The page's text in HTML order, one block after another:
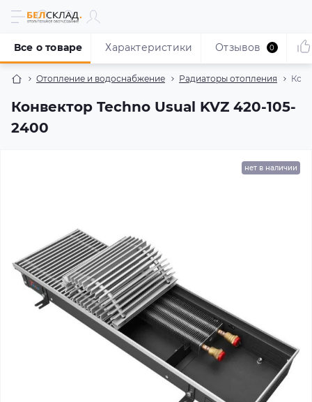
Отопление и водоснабжение Радиаторы отопления
Конвектор Techno Usual KVZ 420-105-
2400
Все о товаре Характеристики Отзывов 0
нет в наличии